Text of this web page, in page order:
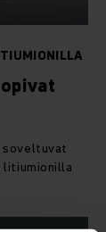
soveltuvat
litiumionilla